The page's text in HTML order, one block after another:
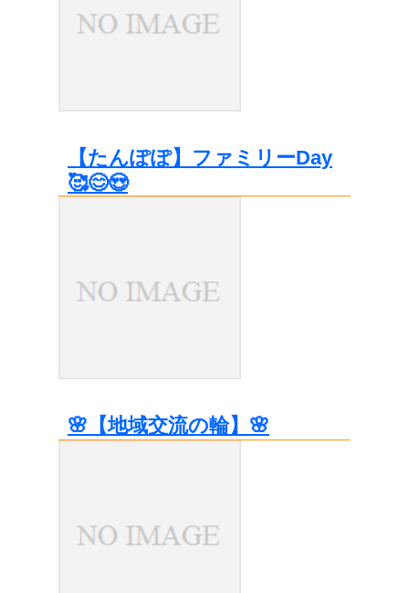
【たんぽぽ】ファミリーDay
🥰😊😍
🌸【地域交流の輪】🌸